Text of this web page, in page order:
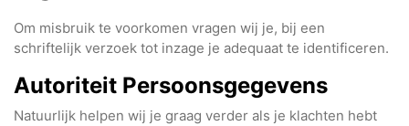
Om misbruik te voorkomen vragen wij je, bij een
schriftelijk verzoek tot inzage je adequaat te identificeren.
Autoriteit Persoonsgegevens
Natuurlijk helpen wij je graag verder als je klachten hebt